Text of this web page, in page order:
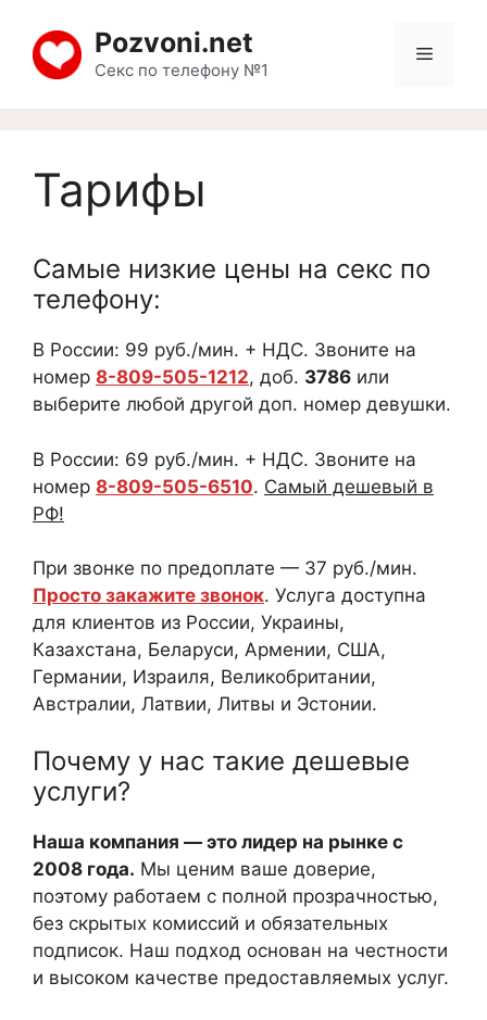
Pozvoni.net
Секс по телефону №1
Тарифы
Самые низкие цены на секс по
телефону:
В России: 99 руб./мин. + НДС. Звоните на
номер 8-809-505-1212, доб. 3786 или
выберите любой другой доп. номер девушки.
В России: 69 руб./мин. + НДС. Звоните на
номер 8-809-505-6510. Самый дешевый в
РФ!
При звонке по предоплате — 37 руб./мин.
Просто закажите звонок. Услуга доступна
для клиентов из России, Украины,
Казахстана, Беларуси, Армении, США,
Германии, Израиля, Великобритании,
Австралии, Латвии, Литвы и Эстонии.
Почему у нас такие дешевые
услуги?
Наша компания — это лидер на рынке с
2008 года. Мы ценим ваше доверие,
поэтому работаем с полной прозрачностью,
без скрытых комиссий и обязательных
подписок. Наш подход основан на честности
и высоком качестве предоставляемых услуг.